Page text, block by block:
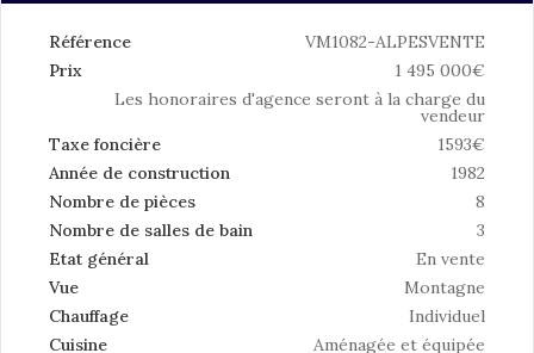
Référence
VM1082-ALPESVENTE
Prix
1 495 000€
Les honoraires d'agence seront à la charge du
vendeur
Taxe foncière
1593€
Année de construction
1982
Nombre de pièces
8
Nombre de salles de bain
3
Etat général
En vente
Vue
Montagne
Chauffage
Individuel
Cuisine
Aménagée et équipée